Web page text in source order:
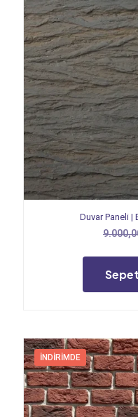
Duvar Paneli |
İNDIRIMDE